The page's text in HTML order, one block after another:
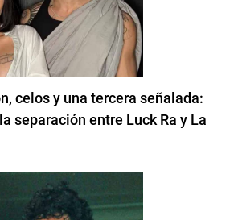
celos y una tercera señalada:
separación entre Luck Ra y La